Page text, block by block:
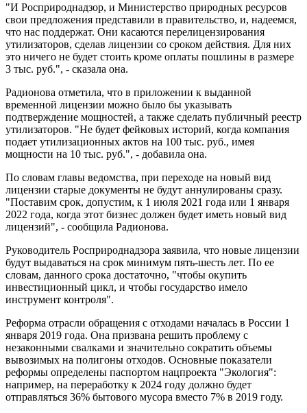
"И Росприроднадзор, и Министерство природных ресурсов
свои предложения представили в правительство, и, надеемся,
что нас поддержат. Они касаются перелицензирования
утилизаторов, сделав лицензии со сроком действия. Для них
это ничего не будет стоить кроме оплаты пошлины в размере
3 тыс. руб.", - сказала она.
Радионова отметила, что в приложении к выданной
временной лицензии можно было бы указывать
подтверждение мощностей, а также сделать публичный реестр
утилизаторов. "Не будет фейковых историй, когда компания
подает утилизационных актов на 100 тыс. руб., имея
мощности на 10 тыс. руб.", - добавила она.
По словам главы ведомства, при переходе на новый вид
лицензии старые документы не будут аннулированы сразу.
"Поставим срок, допустим, к 1 июля 2021 года или 1 января
2022 года, когда этот бизнес должен будет иметь новый вид
лицензий", - сообщила Радионова.
Руководитель Росприроднадзора заявила, что новые лицензии
будут выдаваться на срок минимум пять-шесть лет. По ее
словам, данного срока достаточно, "чтобы окупить
инвестиционный цикл, и чтобы государство имело
инструмент контроля".
Реформа отрасли обращения с отходами началась в России 1
января 2019 года. Она призвана решить проблему с
незаконными свалками и значительно сократить объемы
вывозимых на полигоны отходов. Основные показатели
реформы определены паспортом нацпроекта "Экология":
например, на переработку к 2024 году должно будет
отправляться 36% бытового мусора вместо 7% в 2019 году.